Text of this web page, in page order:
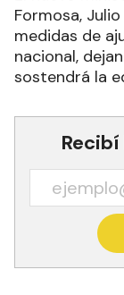
Formosa,
medidas de
nacional,
sostendrá la